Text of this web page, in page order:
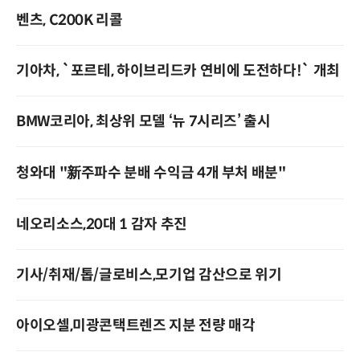
벤츠, C200K 리콜
기아차, `포르테, 하이브리드카 연비에 도전하다!` 개최
BMW코리아, 최상위 모델 ‘뉴 7시리즈’ 출시
청와대 "新주파수 분배 수익금 4개 부처 배분"
네오리소스,20대 1 감자 추진
기사/취재/톱/글로비스,모기업 감산으로 위기
아이오셀,미광콘택트렌즈 지분 전량 매각